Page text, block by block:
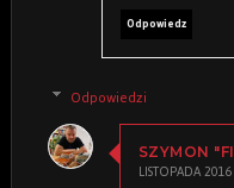
Odpowiedz
Odpowiedzi
SZYMON
LISTOPADA